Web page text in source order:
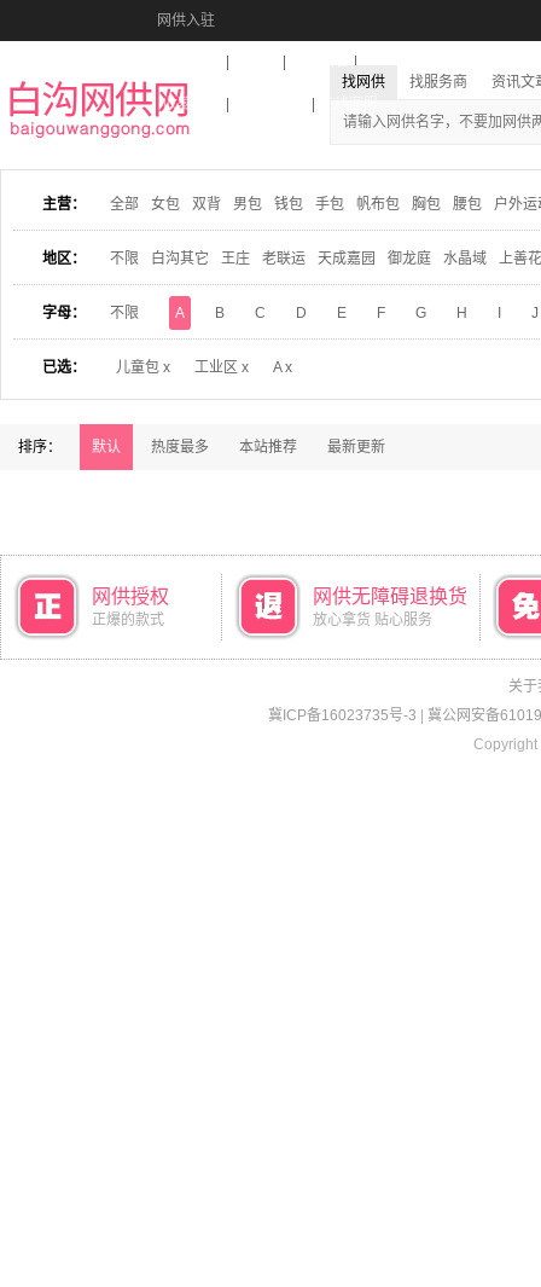
网供入驻
收藏本站
找网供 找服务商 资讯文
主营： 全部 女包 双背 男包 钱包 手包 帆布包 胸包 腰包 户外运
地区： 不限 白沟其它 王庄 老联运 天成嘉园 御龙庭 水晶域 上善
字母： 不限 A B C D E F G H J
已选： 儿童包 x 工业区 x A x
排序： 默认 热度最多 本站推荐 最新更新
网供授权
正爆的款式
网供无障碍退换货
放心拿货 贴心服务
关于
冀ICP备16023735号-3
冀公网安备